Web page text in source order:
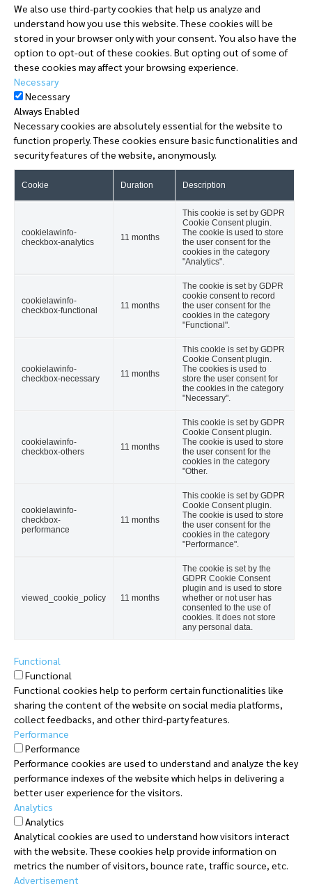
We also use third-party cookies that help us analyze and
understand how you use this website. These cookies will be
stored in your browser only with your consent. You also have the
option to opt-out of these cookies. But opting out of some of
these cookies may affect your browsing experience.
Necessary
Necessary
Always Enabled
Necessary cookies are absolutely essential for the website to
function properly. These cookies ensure basic functionalities and
security features of the website, anonymously.
Cookie Duration Description
cookielawinfo-
checkbox-analytics
11 months
This cookie is set by GDPR
Cookie Consent plugin.
The cookie is used to store
the user consent for the
cookies in the category
"Analytics".
cookielawinfo-
checkbox-functional
11 months
The cookie is set by GDPR
cookie consent to record
the user consent for the
cookies in the category
"Functional".
cookielawinfo-
checkbox-necessary
11 months
This cookie is set by GDPR
Cookie Consent plugin.
The cookies is used to
store the user consent for
the cookies in the category
"Necessary".
cookielawinfo-
checkbox-others
11 months
This cookie is set by GDPR
Cookie Consent plugin.
The cookie is used to store
the user consent for the
cookies in the category
"Other.
cookielawinfo-
checkbox-
performance
11 months
This cookie is set by GDPR
Cookie Consent plugin.
The cookie is used to store
the user consent for the
cookies in the category
"Performance".
viewed_cookie_policy 11 months
The cookie is set by the
GDPR Cookie Consent
plugin and is used to store
whether or not user has
consented to the use of
cookies. It does not store
any personal data.
Functional
Functional
Functional cookies help to perform certain functionalities like
sharing the content of the website on social media platforms,
collect feedbacks, and other third-party features.
Performance
Performance
Performance cookies are used to understand and analyze the key
performance indexes of the website which helps in delivering a
better user experience for the visitors.
Analytics
Analytics
Analytical cookies are used to understand how visitors interact
with the website. These cookies help provide information on
metrics the number of visitors, bounce rate, traffic source, etc.
Advertisement